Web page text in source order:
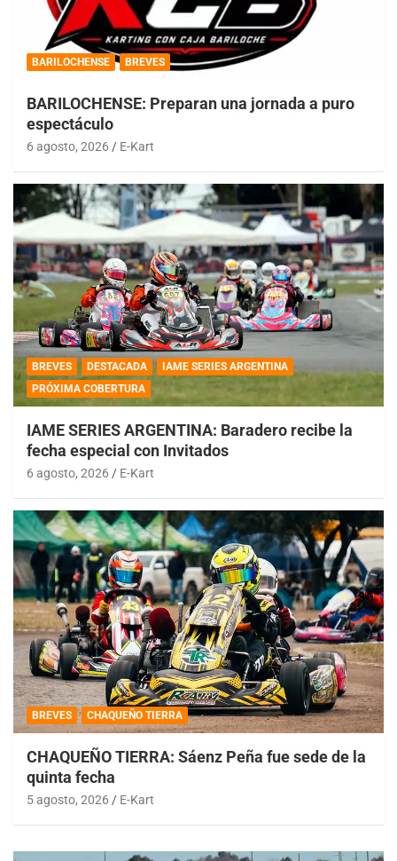
BARILOCHENSE BREVES
BARILOCHENSE: Preparan una jornada a puro
espectáculo
6 agosto, 2026 E-Kart
BREVES DESTACADA
IAME SERIES ARGENTINA
PRÓXIMA COBERTURA
IAME SERIES ARGENTINA: Baradero recibe la
fecha especial con Invitados
6 agosto, 2026 E-Kart
BREVES CHAQUEÑO TIERRA
CHAQUEÑO TIERRA: Sáenz Peña fue sede de la
quinta fecha
5 agosto, 2026 E-Kart